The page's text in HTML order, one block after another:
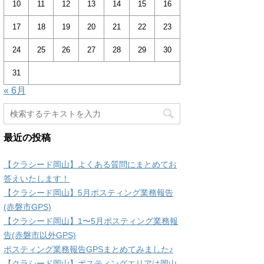
10 11 12 13 14 15 16
17 18 19 20 21 22 23
24 25 26 27 28 29 30
31
« 6月
最近の投稿
【クラシード岡山】よくある質問にまとめてお
答えいたします！
【クラシード岡山】5月ポスティング業務報告
(赤磐市GPS)
【クラシード岡山】1〜5月ポスティング業務報
告(赤磐市以外GPS)
ポスティング業務報告GPSまとめてみました♪